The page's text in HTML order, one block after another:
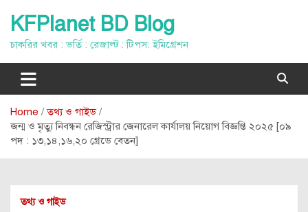
content
KFPlanet BD Blog
চাকরির খবর : ভর্তি : রেজাল্ট : টিপস: ইমিগ্রেশন
Home
তথ্য ও গাইড
জন্ম ও মৃত্যু নিবন্ধন রেজিস্ট্রার জেনারেল কার্যালয় নিয়োগ বিজ্ঞপ্তি ২০২৫ [০৯
পদ : ১৩,১৪,১৬,২০ গ্রেডে বেতন]
তথ্য ও গাইড